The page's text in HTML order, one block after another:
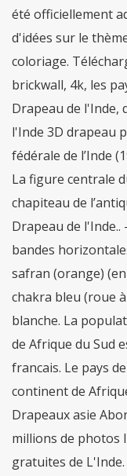
été officiellement
d'idées sur le
coloriage.
brickwall, 4k, les
Drapeau de l'Inde,
l'Inde 3D drapeau
fédérale de l’Inde
La figure centrale
chapiteau de
Drapeau de l'Inde..
bandes
safran (orange)
chakra bleu (roue
blanche. La
de Afrique du Sud
francais. Le pays
continent de
Drapeaux asie
millions de photos
gratuites de